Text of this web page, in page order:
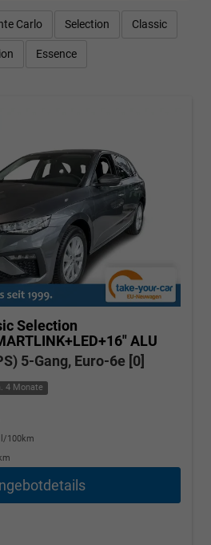
Carlo Selection Classic
Essence
Selection
ALU
5-Gang, Euro-6e [0]
4 Monate
l/100km